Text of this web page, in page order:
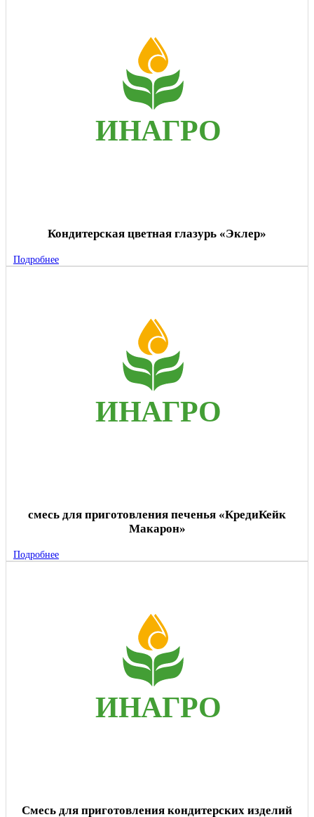
Кондитерская цветная глазурь «Эклер»
Подробнее
смесь для приготовления печенья «КредиКейк
Макарон»
Подробнее
Смесь для приготовления кондитерских изделий